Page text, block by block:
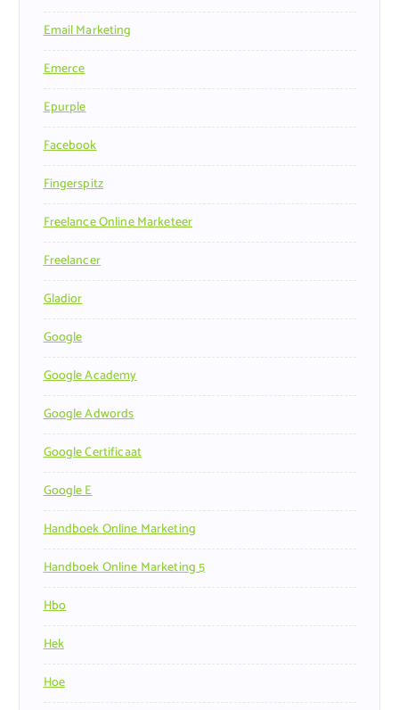
Email Marketing
Emerce
Epurple
Facebook
Fingerspitz
Freelance Online Marketeer
Freelancer
Gladior
Google
Google Academy
Google Adwords
Google Certificaat
Google E
Handboek Online Marketing
Handboek Online Marketing 5
Hbo
Hek
Hoe